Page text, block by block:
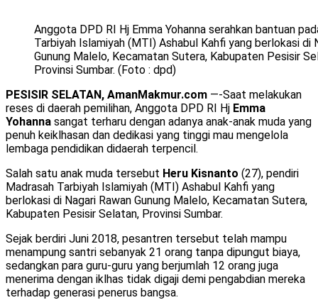
Anggota DPD RI Hj Emma Yohanna serahkan bantuan
Tarbiyah Islamiyah (MTI) Ashabul Kahfi yang berlokasi di
Gunung Malelo, Kecamatan Sutera, Kabupaten Pesisir
Provinsi Sumbar. (Foto : dpd)
PESISIR SELATAN, AmanMakmur.com —-Saat melakukan
reses di daerah pemilihan, Anggota DPD RI Hj Emma
Yohanna sangat terharu dengan adanya anak-anak muda yang
penuh keiklhasan dan dedikasi yang tinggi mau mengelola
lembaga pendidikan didaerah terpencil.
Salah satu anak muda tersebut Heru Kisnanto (27), pendiri
Madrasah Tarbiyah Islamiyah (MTI) Ashabul Kahfi yang
berlokasi di Nagari Rawan Gunung Malelo, Kecamatan Sutera,
Kabupaten Pesisir Selatan, Provinsi Sumbar.
Sejak berdiri Juni 2018, pesantren tersebut telah mampu
menampung santri sebanyak 21 orang tanpa dipungut biaya,
sedangkan para guru-guru yang berjumlah 12 orang juga
menerima dengan iklhas tidak digaji demi pengabdian mereka
terhadap generasi penerus bangsa.